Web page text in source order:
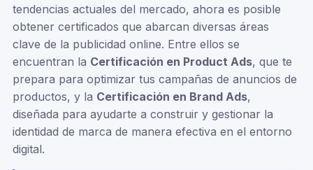
tendencias actuales del mercado, ahora es posible
obtener certificados que abarcan diversas áreas
clave de la publicidad online. Entre ellos se
encuentran la Certificación en Product Ads, que te
prepara para optimizar tus campañas de anuncios de
productos, y la Certificación en Brand Ads,
diseñada para ayudarte a construir y gestionar la
identidad de marca de manera efectiva en el entorno
digital.